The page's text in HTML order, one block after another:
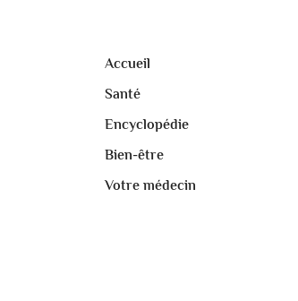
Accueil
Santé
Encyclopédie
Bien-être
Votre médecin